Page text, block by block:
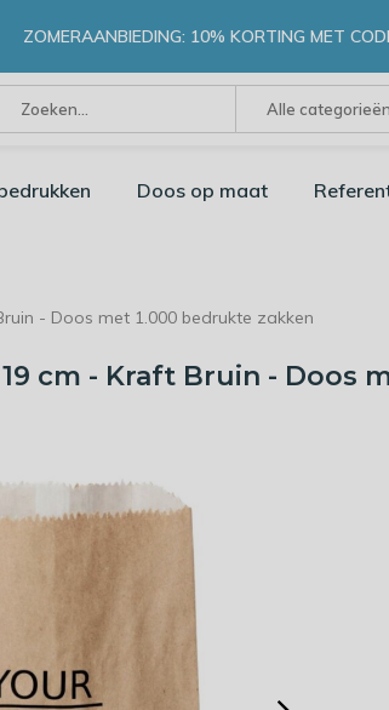
Alle categorieën
ZOMERAANBIEDING: 10% KORTING MET
Doos op maat
- Doos met 1.000 bedrukte zakken
cm - Kraft Bruin - Doos